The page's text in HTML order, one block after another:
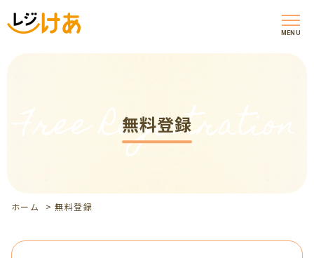
MENU
無料登録
Free Registration
ホーム >無料登録